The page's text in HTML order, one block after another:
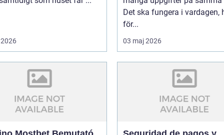
Det ska fungera i vardagen,
för...
03 maj 2026